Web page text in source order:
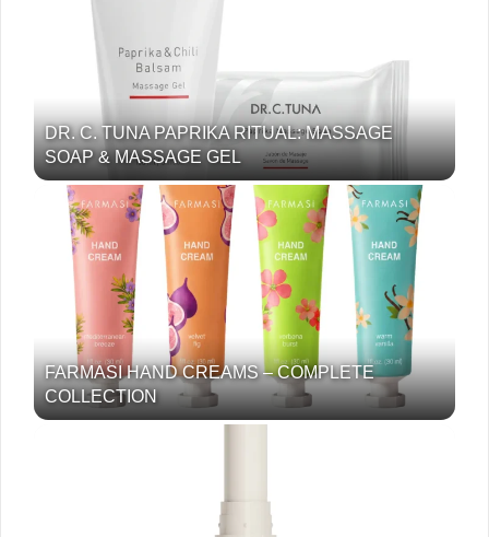
DR. C. TUNA PAPRIKA RITUAL: MASSAGE
SOAP & MASSAGE GEL
FARMASI HAND CREAMS – COMPLETE
COLLECTION